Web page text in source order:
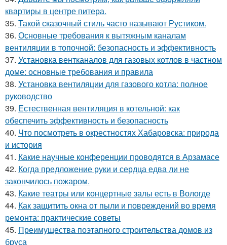
квартиры в центре питера.
35. Такой сказочный стиль часто называют Рустиком.
36. Основные требования к вытяжным каналам
вентиляции в топочной: безопасность и эффективность
37. Установка вентканалов для газовых котлов в частном
доме: основные требования и правила
38. Установка вентиляции для газового котла: полное
руководство
39. Естественная вентиляция в котельной: как
обеспечить эффективность и безопасность
40. Что посмотреть в окрестностях Хабаровска: природа
и история
41. Какие научные конференции проводятся в Арзамасе
42. Когда предложение руки и сердца едва ли не
закончилось пожаром.
43. Какие театры или концертные залы есть в Вологде
44. Как защитить окна от пыли и повреждений во время
ремонта: практические советы
45. Преимущества поэтапного строительства домов из
бруса